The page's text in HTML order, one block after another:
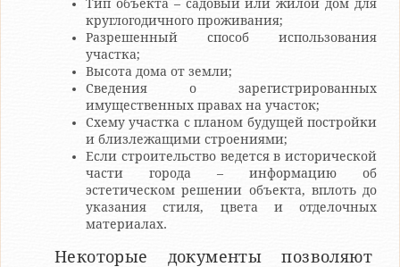
Тип объекта – садовый или жилой дом для
круглогодичного проживания;
Разрешенный способ использования
участка;
Высота дома от земли;
Сведения о зарегистрированных
имущественных правах на участок;
Схему участка с планом будущей постройки
и близлежащими строениями;
Если строительство ведется в исторической
части города – информацию об
эстетическом решении объекта, вплоть до
указания стиля, цвета и отделочных
материалах.
Некоторые документы позволяют